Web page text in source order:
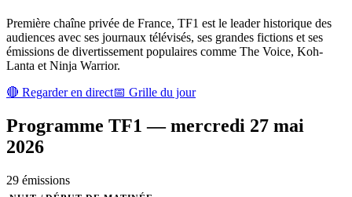
Première chaîne privée de France, TF1 est le leader historique des
audiences avec ses journaux télévisés, ses grandes fictions et ses
émissions de divertissement populaires comme The Voice, Koh-
Lanta et Ninja Warrior.
🔴 Regarder en direct📅 Grille du jour
Programme TF1 —mercredi 27 mai
2026
29 émissions